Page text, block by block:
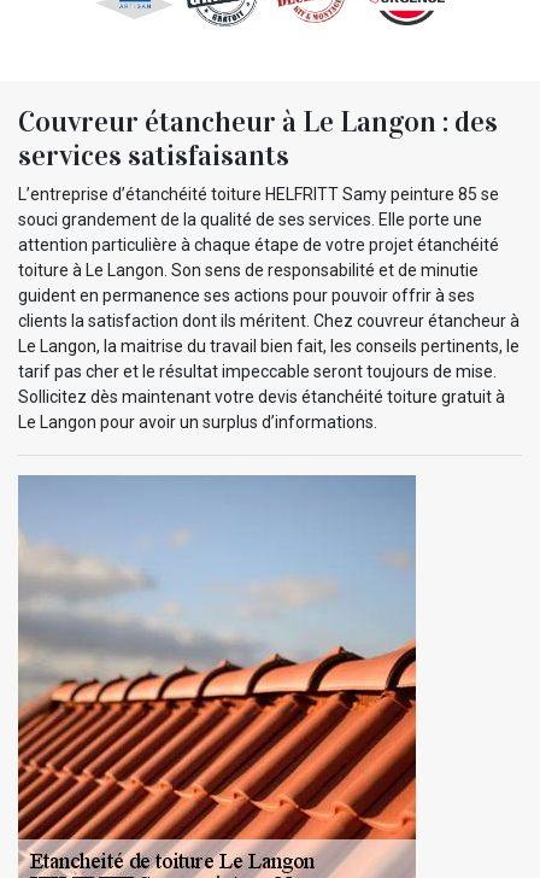
Couvreur étancheur à Le Langon : des
services satisfaisants
L’entreprise d’étanchéité toiture HELFRITT Samy peinture 85 se
souci grandement de la qualité de ses services. Elle porte une
attention particulière à chaque étape de votre projet étanchéité
toiture à Le Langon. Son sens de responsabilité et de minutie
guident en permanence ses actions pour pouvoir offrir à ses
clients la satisfaction dont ils méritent. Chez couvreur étancheur à
Le Langon, la maitrise du travail bien fait, les conseils pertinents, le
tarif pas cher et le résultat impeccable seront toujours de mise.
Sollicitez dès maintenant votre devis étanchéité toiture gratuit à
Le Langon pour avoir un surplus d’informations.